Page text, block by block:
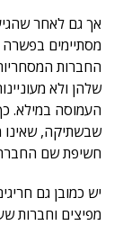
אך גם לאחר
מסתיימים בפשרה
החברות
שלהן ולא
העמוסה במילא.
שבשתיקה, שאינו
חשיפת שם
יש כמובן גם
מפיצים וחברות